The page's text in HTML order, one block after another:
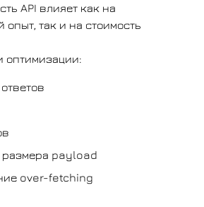
API влияет как на
опыт, так и на стоимость
оптимизации:
payload
over-fetching